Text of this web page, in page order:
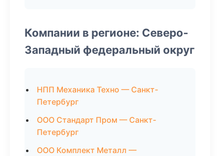
Компании в регионе: Северо-
Западный федеральный округ
НПП Механика Техно — Санкт-
Петербург
ООО Стандарт Пром — Санкт-
Петербург
ООО Комплект Металл —